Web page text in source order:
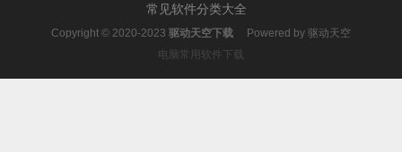
常见软件分类大全
Copyright © 2020-2023 驱动天空下载 Powered by 驱动天空
电脑常用软件下载